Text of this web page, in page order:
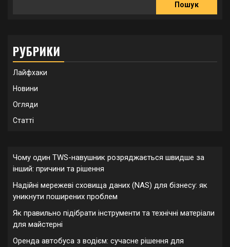
Пошук
РУБРИКИ
Лайфхаки
Новини
Огляди
Статті
Чому один TWS-навушник розряджається швидше за
інший: причини та рішення
Надійні мережеві сховища даних (NAS) для бізнесу: як
уникнути поширених проблем
Як правильно підібрати інструменти та технічні матеріали
для майстерні
Оренда автобуса з водієм: сучасне рішення для